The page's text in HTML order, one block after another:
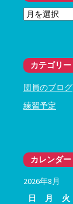
ア
ブ カテゴリー
団員のブログ
練習予定
カレンダー
2026年8月
日
月 火